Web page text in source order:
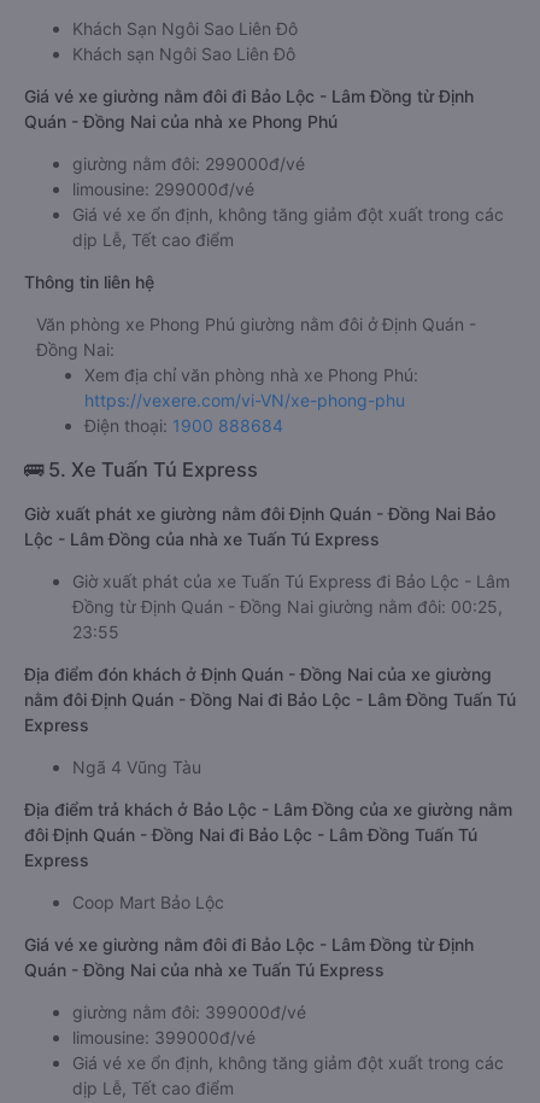
Khách Sạn Ngôi Sao Liên Đô
Khách sạn Ngôi Sao Liên Đô
Giá vé xe giường nằm đôi đi Bảo Lộc - Lâm Đồng từ Định
Quán - Đồng Nai của nhà xe Phong Phú
giường nằm đôi: 299000đ/vé
limousine: 299000đ/vé
Giá vé xe ổn định, không tăng giảm đột xuất trong các
dịp Lễ, Tết cao điểm
Thông tin liên hệ
Văn phòng xe Phong Phú giường nằm đôi ở Định Quán -
Đồng Nai:
Xem địa chỉ văn phòng nhà xe Phong Phú:
https://vexere.com/vi-VN/xe-phong-phu
Điện thoại: 1900 888684
🚌 5. Xe Tuấn Tú Express
Giờ xuất phát xe giường nằm đôi Định Quán - Đồng Nai Bảo
Lộc - Lâm Đồng của nhà xe Tuấn Tú Express
Giờ xuất phát của xe Tuấn Tú Express đi Bảo Lộc - Lâm
Đồng từ Định Quán - Đồng Nai giường nằm đôi: 00:25,
23:55
Địa điểm đón khách ở Định Quán - Đồng Nai của xe giường
nằm đôi Định Quán - Đồng Nai đi Bảo Lộc - Lâm Đồng Tuấn Tú
Express
Ngã 4 Vũng Tàu
Địa điểm trả khách ở Bảo Lộc - Lâm Đồng của xe giường nằm
đôi Định Quán - Đồng Nai đi Bảo Lộc - Lâm Đồng Tuấn Tú
Express
Coop Mart Bảo Lộc
Giá vé xe giường nằm đôi đi Bảo Lộc - Lâm Đồng từ Định
Quán - Đồng Nai của nhà xe Tuấn Tú Express
giường nằm đôi: 399000đ/vé
limousine: 399000đ/vé
Giá vé xe ổn định, không tăng giảm đột xuất trong các
dịp Lễ, Tết cao điểm